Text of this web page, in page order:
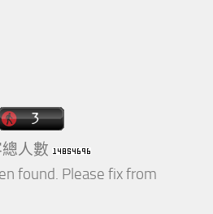
人數
found. Please fix from